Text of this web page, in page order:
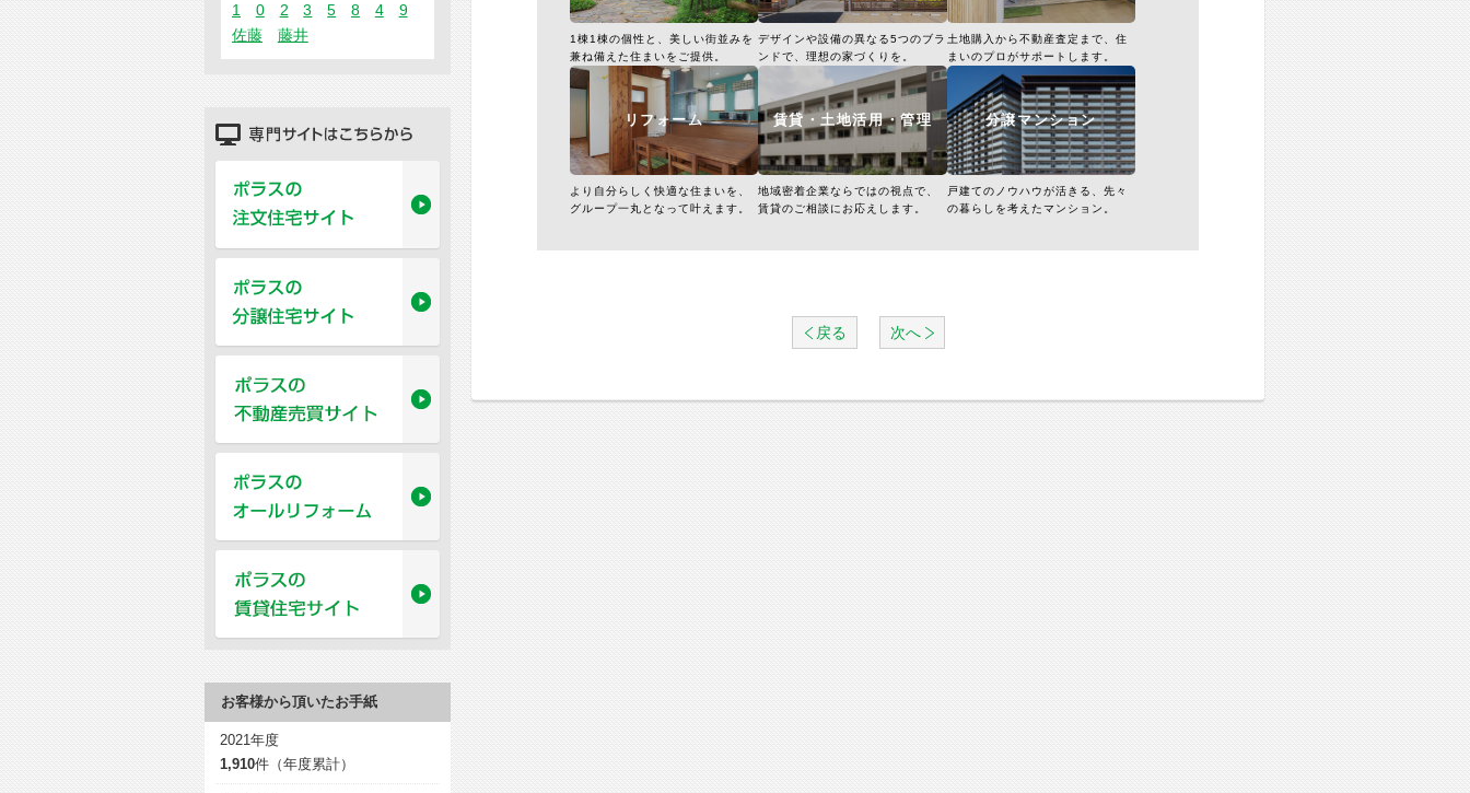
1棟1棟の個性と、美しい街並みを
兼ね備えた住まいをご提供。
デザインや設備の異なる5つのブラ
ンドで、理想の家づくりを。
土地購入から不動産査定まで、住
まいのプロがサポートします。
リフォーム
より自分らしく快適な住まいを、
グループ一丸となって叶えます。
賃貸・土地活用・管理
地域密着企業ならではの視点で、
賃貸のご相談にお応えします。
分譲マンション
戸建てのノウハウが活きる、先々
の暮らしを考えたマンション。
戻る 次へ
1 0 2 3 5 8 4
9
佐藤
藤井
お客様から頂いたお手紙
2021年度
1,910件（年度累計）